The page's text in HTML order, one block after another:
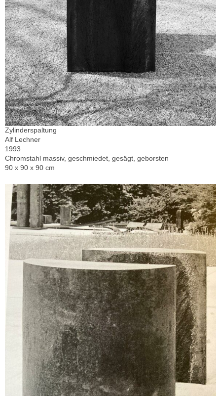
Zylinderspaltung
Alf Lechner
1993
Chromstahl massiv, geschmiedet, gesägt, geborsten
90 x 90 x 90 cm